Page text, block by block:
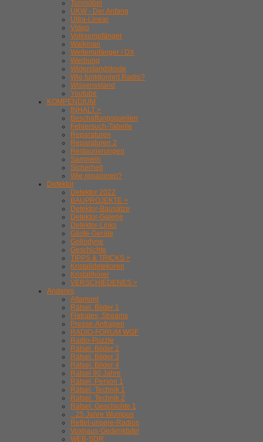
Tonmöbel
UKW - Der Anfang
Ultra-Linear
Video
Volksempfänger
Walkman
Weltempfänger / DX
Werbung
Widerstandskode
Wie funktioniert Radio?
Wissensstand
Youtube
KOMPENDIUM
INHALT >
Beschaffungsquellen
Fehlersuch-Tabelle
Reparaturen
Reparaturen 2
Restaurierungen
Sammeln
Sicherheit
Wie reparieren?
Detektor
Detektor 2022
BAUPROJEKTE >
Detektor-Bausätze
Detektor-Galerie
Detektor-Links
Gäste-Geräte
Gollodyne
Geschichte
TIPPS & TRICKS >
Kristalldetekoren
Kristallhörer
VERSCHIEDENES >
Anderes
Altamont
Rätsel. Bilder 1
Flatrates, Streams
Presse-Anfragen
RADIO-FORUM WGF
Radio-Puzzle
Rätsel. Bilder 2
Rätsel. Bilder 3
Rätsel. Bilder 4
Rätsel 90 Jahre
Rätsel. Person 1
Rätsel. Technik 1
Rätsel. Technik 2
Rätsel. Geschichte 1
.. 25 Jahre Wumpus
Rettet-unsere-Radios
Voxhaus-Gedenktafel
WEB-SDR